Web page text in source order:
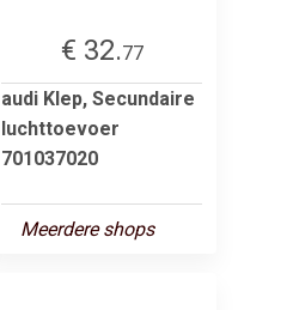
€ 32.77
audi Klep, Secundaire
luchttoevoer
701037020
Meerdere shops